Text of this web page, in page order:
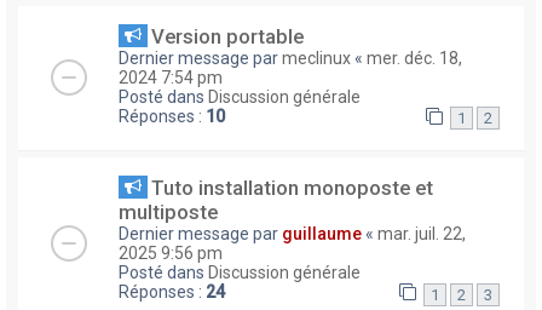
Version portable
Dernier message parmeclinux « mer. déc. 18,
2024 7:54 pm
Posté dans Discussion générale
Réponses : 10 1 2
Tuto installation monoposte et
multiposte
Dernier message par guillaume « mar. juil. 22,
2025 9:56 pm
Posté dans Discussion générale
Réponses : 24 1 2 3